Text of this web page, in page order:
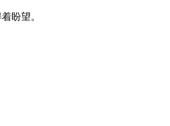
盼望。